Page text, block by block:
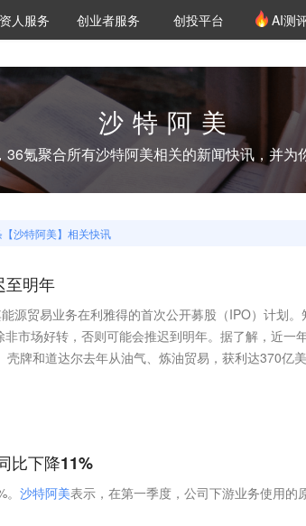
投资机构库
构职位推介
人服务 创投氪堂
创业者服务 创投平台 AI测
沙特阿美
36氪聚合所有沙特阿美相关的新闻快讯，并为
沙特阿美】相关快讯
至明年
源贸易业务在利雅得的首次公开募股（IPO）计划。
市场好转，否则可能会推迟到明年。据了解，近一
牌和道达尔去年从油气、炼油贸易，获利达370亿美
比下降11%
沙特阿美表示，在第一季度，公司下游业务使用的